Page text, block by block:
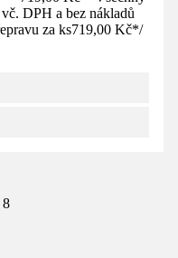
DPH a bez nákladů
za ks719,00 Kč*/
8